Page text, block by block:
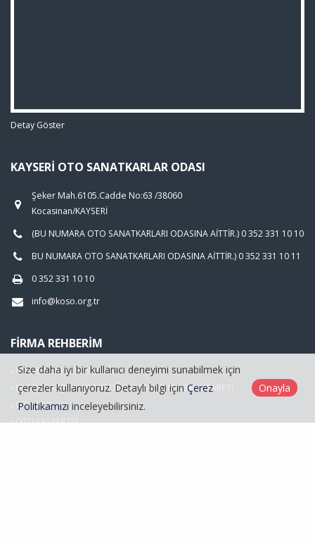
Detay Göster
KAYSERI OTO SANATKARLAR ODASI
Şeker Mah.6105.Cadde No:63 /38060
Kocasinan/KAYSERİ
(BU NUMARA OTO SANATKARLARI ODASINA AİTTİR.) 0 352 331 10 10
BU NUMARA OTO SANATKARLARI ODASINA AİTTİR.) 0 352 331 10 11
0 352 331 10 10
info@koso.org.tr
FIRMA REHBERIM
OTO BAKIM SERVİSCİLİĞİ
FOTOĞRAFÇILIK VE FOTOĞRAF MALZEMELERİ TİCARETİ
OTO LPG
OTO EKSPERTİZ
Size daha iyi bir kullanıcı deneyimi sunabilmek için
çerezler kullanıyoruz. Detaylı bilgi için Çerez
Politikamızı inceleyebilirsiniz.
Onayla